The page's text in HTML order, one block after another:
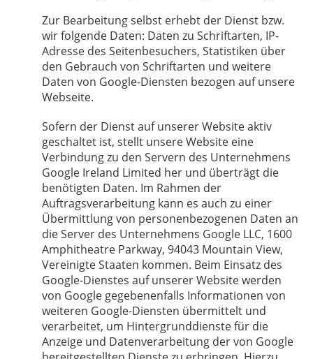
Zur Bearbeitung selbst erhebt der Dienst bzw.
wir folgende Daten: Daten zu Schriftarten, IP-
Adresse des Seitenbesuchers, Statistiken über
den Gebrauch von Schriftarten und weitere
Daten von Google-Diensten bezogen auf unsere
Webseite.
Sofern der Dienst auf unserer Website aktiv
geschaltet ist, stellt unsere Website eine
Verbindung zu den Servern des Unternehmens
Google Ireland Limited her und überträgt die
benötigten Daten. Im Rahmen der
Auftragsverarbeitung kann es auch zu einer
Übermittlung von personenbezogenen Daten an
die Server des Unternehmens Google LLC, 1600
Amphitheatre Parkway, 94043 Mountain View,
Vereinigte Staaten kommen. Beim Einsatz des
Google-Dienstes auf unserer Website werden
von Google gegebenenfalls Informationen von
weiteren Google-Diensten übermittelt und
verarbeitet, um Hintergrunddienste für die
Anzeige und Datenverarbeitung der von Google